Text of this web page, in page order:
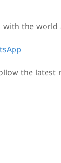
with the world
the latest